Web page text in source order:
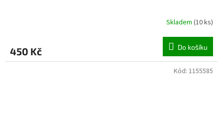
Skladem (10 ks)
450 Kč Do košíku
Kód: 1155585